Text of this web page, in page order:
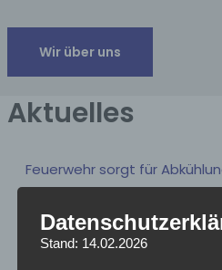
Wir über uns
Aktuelles
Feuerwehr sorgt für
Umzug abgeschlossen
Stand: 14.02.2026